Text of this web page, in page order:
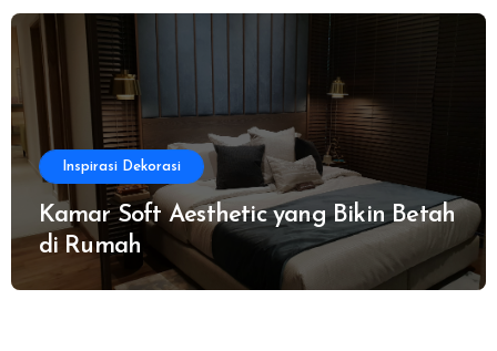
Inspirasi Dekorasi
Kamar Soft Aesthetic yang Bikin Betah
di Rumah